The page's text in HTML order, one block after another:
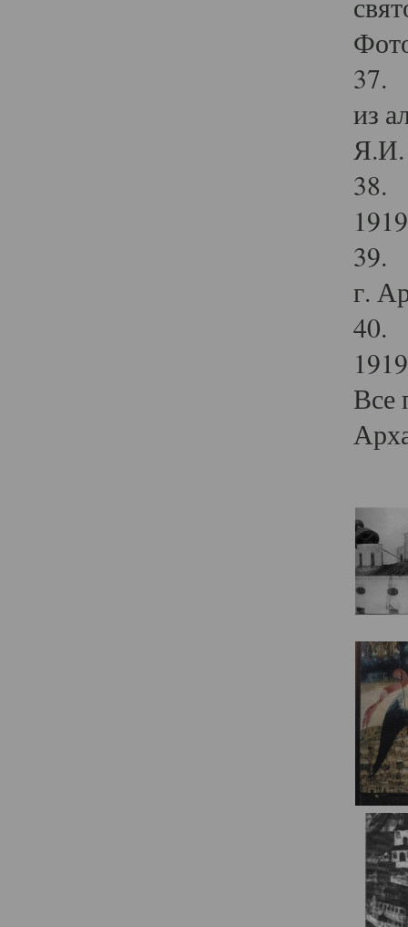
37.
из
Я.И.
38.
39.
г.
40.
Все